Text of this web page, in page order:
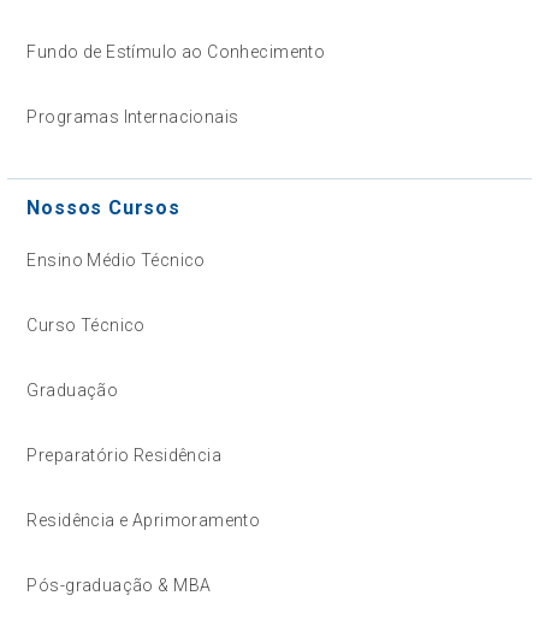
Fundo de Estímulo ao Conhecimento
Programas Internacionais
Nossos Cursos
Ensino Médio Técnico
Curso Técnico
Graduação
Preparatório Residência
Residência e Aprimoramento
Pós-graduação & MBA